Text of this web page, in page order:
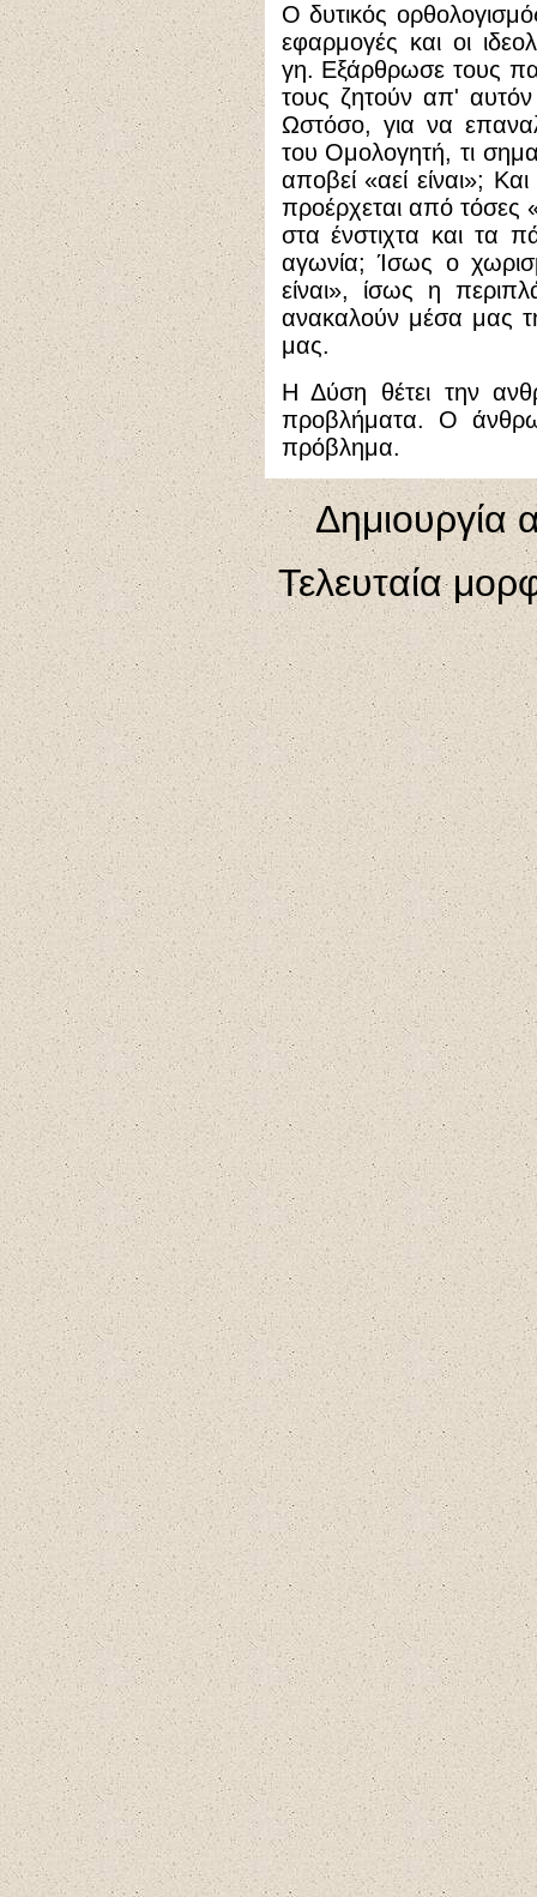
Ο δυτικός
εφαρμογές και οι
γη. Εξάρθρωσε τους
τους ζητούν απ' αυτόν
Ωστόσο, για να
του Ομολογητή, τι
αποβεί «αεί είναι»; Και
προέρχεται από τόσες
στα ένστιχτα και τα
αγωνία; Ίσως ο
είναι», ίσως η
ανακαλούν μέσα μας
μας.
Η Δύση θέτει την
προβλήματα. Ο
πρόβλημα.
Δημιουργία
Τελευταία